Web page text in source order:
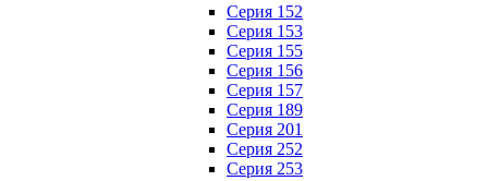
Серия 152
Серия 153
Серия 155
Серия 156
Серия 157
Серия 189
Серия 201
Серия 252
Серия 253